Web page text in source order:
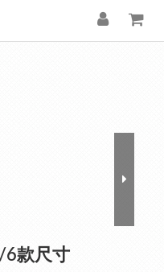
6款尺寸